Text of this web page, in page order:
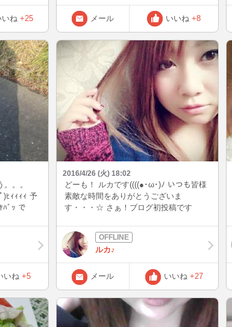
いね +25 メール いいね +8
。。
)ﾋｨｨｨｨ 予
ﾊﾞｯ で
。。。 見
(´∀`)ﾉ
は学校
( ´艸｀)ﾑ
いね +5
2016/4/26 (火) 18:02
どーも！ ルカです((((●･ω･)ﾉ いつも皆様
素敵な時間をありがとうございま
す・・・☆ さぁ！ブログ初投稿です
い（笑） 最近何かかわったことあったか
なぁ・・・・ あ！ 最近は暖かくなってき
たのでアイスコーヒーを飲むことが増え
ました(´ｗ｀) 冬は寒いのでホットコーヒ
ーしか飲まないからなぁー ちなみにコー
ヒーは完全にブラック派です。 たま～に
ミルクとか、お砂糖入れてみたいなと思
って入れることがあります。 たぶん年に
3回くらい・・・(｡･_･｡) ブログには、こ
ルカ♪
メール いいね +27